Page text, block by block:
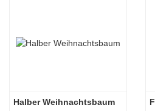
Halber Weihnachtsbaum